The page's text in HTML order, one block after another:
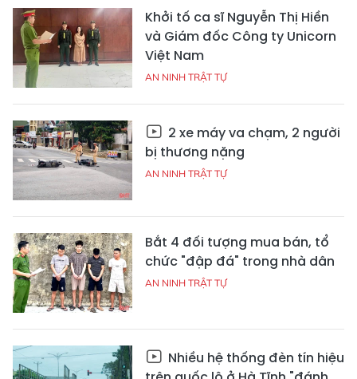
Khởi tố ca sĩ Nguyễn Thị Hiền
và Giám đốc Công ty Unicorn
Việt Nam
AN NINH TRẬT TỰ
2 xe máy va chạm, 2 người
bị thương nặng
AN NINH TRẬT TỰ
Bắt 4 đối tượng mua bán, tổ
chức "đập đá" trong nhà dân
AN NINH TRẬT TỰ
Nhiều hệ thống đèn tín hiệu